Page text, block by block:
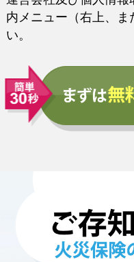
内メニュー（右上、ま
い。